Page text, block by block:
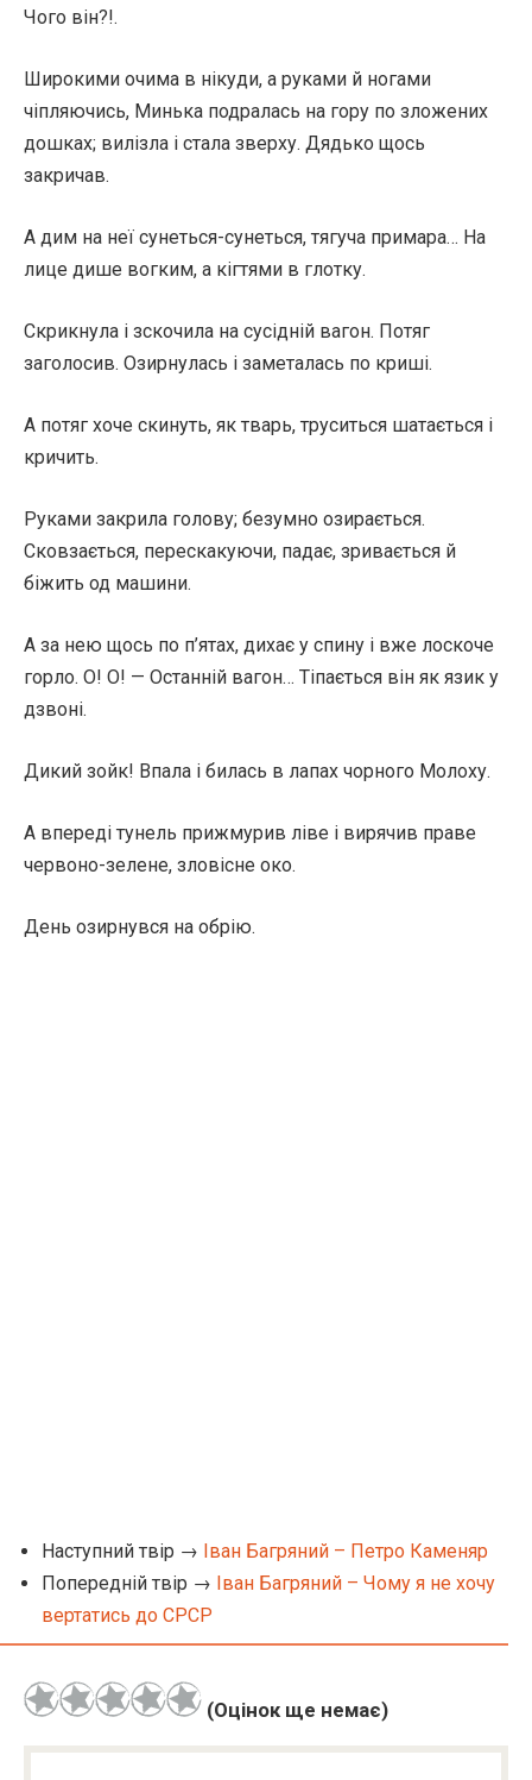
Чого він?!.
Широкими очима в нікуди, а руками й ногами
чіпляючись, Минька подралась на гору по зложених
дошках; вилізла і стала зверху. Дядько щось
закричав.
А дим на неї сунеться-сунеться, тягуча примара… На
лице дише вогким, а кігтями в глотку.
Скрикнула і зскочила на сусідній вагон. Потяг
заголосив. Озирнулась і заметалась по криші.
А потяг хоче скинуть, як тварь, труситься шатається і
кричить.
Руками закрила голову; безумно озирається.
Сковзається, перескакуючи, падає, зривається й
біжить од машини.
А за нею щось по п’ятах, дихає у спину і вже лоскоче
горло. О! О! — Останній вагон… Тіпається він як язик у
дзвоні.
Дикий зойк! Впала і билась в лапах чорного Молоху.
А впереді тунель прижмурив ліве і вирячив праве
червоно-зелене, зловісне око.
День озирнувся на обрію.
Наступний твір → Іван Багряний – Петро Каменяр
Попередній твір → Іван Багряний – Чому я не хочу
вертатись до СРСР
(Оцінок ще немає)